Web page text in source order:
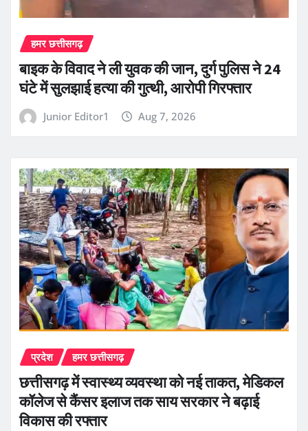
हमर छत्तीसगढ़
बाइक के विवाद ने ली युवक की जान, दुर्ग पुलिस ने 24
घंटे में सुलझाई हत्या की गुत्थी, आरोपी गिरफ्तार
Junior Editor1 Aug 7, 2026
प्रदेश हमर छत्तीसगढ़
छत्तीसगढ़ में स्वास्थ्य व्यवस्था को नई ताकत, मेडिकल
कॉलेज से कैंसर इलाज तक साय सरकार ने बढ़ाई
विकास की रफ्तार